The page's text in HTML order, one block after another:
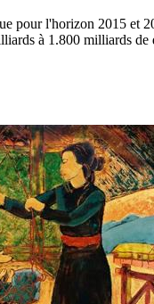
pour l'horizon 2015 et
à 1.800 milliards de